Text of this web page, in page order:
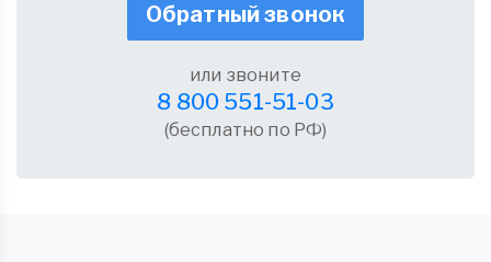
Обратный звонок
или звоните
8 800 551-51-03
(бесплатно по РФ)